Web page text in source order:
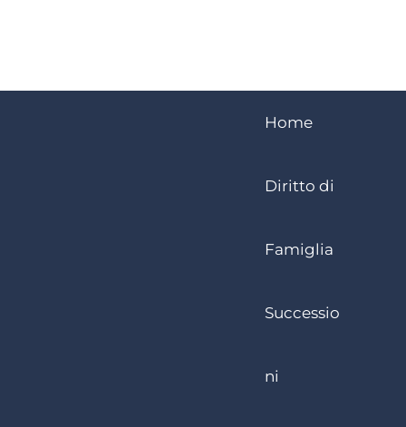
Home
Diritto di
Famiglia
Successio
ni